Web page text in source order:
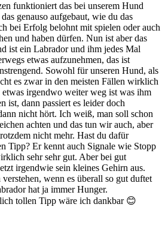
funktioniert das bei unserem Hund
genauso aufgebaut, wie du das
bei Erfolg belohnt mit spielen oder auch
und haben dürfen. Nun ist aber das
ist ein Labrador und ihm jedes Mal
etwas aufzunehmen, das ist
Sowohl für unseren Hund, als
es zwar in den meisten Fällen wirklich
etwas irgendwo weiter weg ist was ihm
ist, dann passiert es leider doch
nicht hört. Ich weiß, man soll schon
achten und das tun wir auch, aber
nicht mehr. Hast du dafür
Tipp? Er kennt auch Signale wie Stopp
sehr sehr gut. Aber bei gut
irgendwie sein kleines Gehirn aus.
wenn es überall so gut duftet
hat ja immer Hunger.
tollen Tipp wäre ich dankbar 😊